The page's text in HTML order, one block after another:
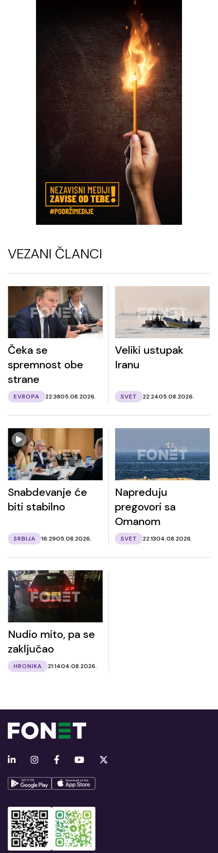
VEZANI ČLANCI
Čeka se
spremnost obe
strane
EVROPA 22:3805.08.2026.
Veliki ustupak
Iranu
SVET 22:2405.08.2026.
Snabdevanje će
biti stabilno
SRBIJA 16:2905.08.2026.
Napreduju
pregovori sa
Omanom
SVET 22:1304.08.2026.
Nudio mito, pa se
zaključao
HRONIKA 21:1404.08.2026.